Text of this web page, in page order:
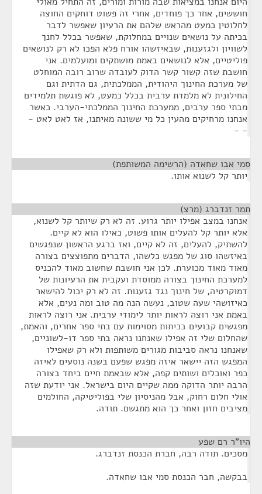
חוששים, אחר כך פוחדים, אחרי זה פשוט דוחקים החוצה
לחלוטין כמעט מהראש שלהם את הרעיון שאפשר לדבר
בכיתה על נושאים שנויים במחלוקת, שאפשר בכלל לחנך
לשוויון ולגזענות, שבאיזשהו אורח פלא הפכו לא רק לנושאים
פוליטיים, אלא לנושאים באמת מושתקים ומועלמים. אני
חושבת שזה קשור קשר הדוק לעובדה שרוב רובה המוחלט
של מערכת החינוך היהודית, הממלכתית, גם הדתית וגם
החילונית לא מלמדת ערבית בכלל כמעט, לא פוגשת תלמידים
מבתי ספר ערבים, ממערכת החינוך הממלכתי-הערבי. כאשר
אנחנו מרחיקים מהעין כל מי ששונה מאיתנו, אז לאט לאט -
- -
סמי אבו שחאדה (הרשימה המשותפת)
יותר קל לשנוא אותו.
תמר זנדברג (מרצ)
אנחנו במצב אפילו יותר גרוע. זה לא רק שיותר קל לשנוא,
אלא יותר קל להעלים אותו פשוט, כאילו הוא לא קיים.
להשתיק, להעלים, זה לא קיים, ואז ברגע הראשון שנפגשים
באיזשהו סוג של מפגש כלשהו, הדברים מתפוצצים בצורה
מאוד מאוד מכוערת. לכן אני חושבת שחשוב מאוד להכניס
למערכת החינוך בצורה ממוסדת ועקבית את הרעיונות של
דמוקרטיה, של חינוך נגד גזענות. זה לא רק יכול להישאר
כאיזושהי שעה שטוב, נעשה הנה מה טוב ומה נעים, אלא
באמת אני רוצה לראות יותר לימודי ערבית. אני רוצה לראות
מפגשים קבועים בכיתות מסוימות עם בתי ספר אחרים, והאמת,
שהחלום שלי זה אפילו שאנחנו נראה בתי ספר דו-לשוניים,
שאנחנו נראה סביבות מגורים משותפות ולא רק שאפילו
המפגש הזה יישאר איזה מפגש שפעם בשנה נוסעים לאיזה
כפר ואוכלים ושותים קפה, אלא שבאמת חיים ביחד בצורה
הרבה יותר הדוקה ממה שקיים היום בישראל. אני יודעת שזה
אולי חלום רחוק, אבל מהניסיון שלי בפוליטיקה, החולמים
מציבים חזון ואחר כך הוא מתגשם. תודה.
היו"ר רם שפע
מסכים. תודה רבה, חברת הכנסת זנדברג.
בבקשה, חבר הכנסת סמי אבו שחאדה.